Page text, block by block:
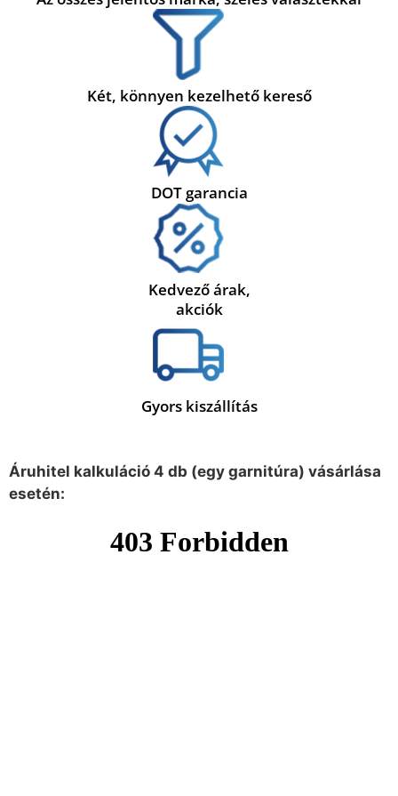
Két, könnyen kezelhető kereső
DOT garancia
Kedvező árak,
akciók
Gyors kiszállítás
Áruhitel kalkuláció 4 db (egy garnitúra) vásárlása
esetén: